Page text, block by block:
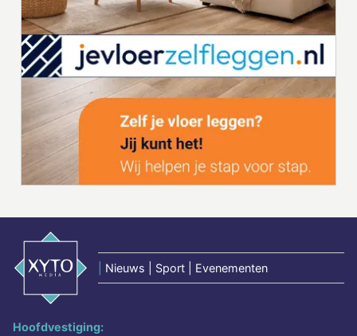
Nieuws | Sport | Evenementen
Hoofdvestiging: